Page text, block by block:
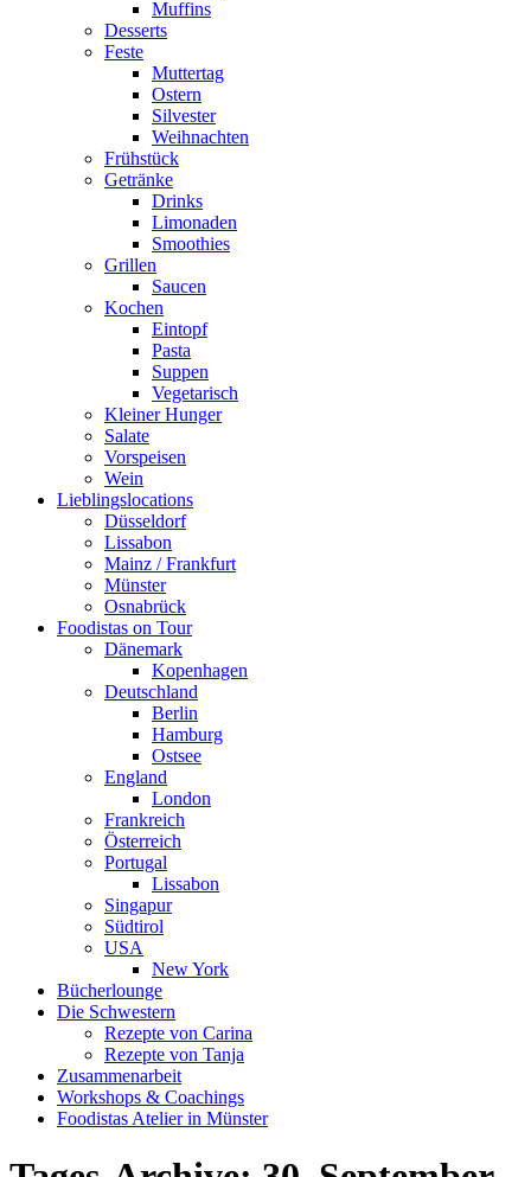
Muffins
Desserts
Feste
Muttertag
Ostern
Silvester
Weihnachten
Frühstück
Getränke
Drinks
Limonaden
Smoothies
Grillen
Saucen
Kochen
Eintopf
Pasta
Suppen
Vegetarisch
Kleiner Hunger
Salate
Vorspeisen
Wein
Lieblingslocations
Düsseldorf
Lissabon
Mainz / Frankfurt
Münster
Osnabrück
Foodistas on Tour
Dänemark
Kopenhagen
Deutschland
Berlin
Hamburg
Ostsee
England
London
Frankreich
Österreich
Portugal
Lissabon
Singapur
Südtirol
USA
New York
Bücherlounge
Die Schwestern
Rezepte von Carina
Rezepte von Tanja
Zusammenarbeit
Workshops & Coachings
Foodistas Atelier in Münster